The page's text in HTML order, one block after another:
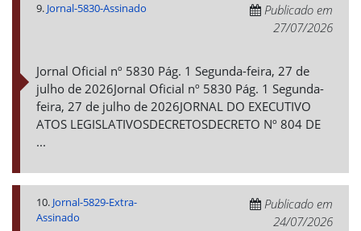
9. Jornal-5830-Assinado
Publicado em
27/07/2026
Jornal Oficial nº 5830 Pág. 1 Segunda-feira, 27 de
julho de 2026Jornal Oficial nº 5830 Pág. 1 Segunda-
feira, 27 de julho de 2026JORNAL DO EXECUTIVO
ATOS LEGISLATIVOSDECRETOSDECRETO Nº 804 DE
...
10. Jornal-5829-Extra-
Assinado
Publicado em
24/07/2026